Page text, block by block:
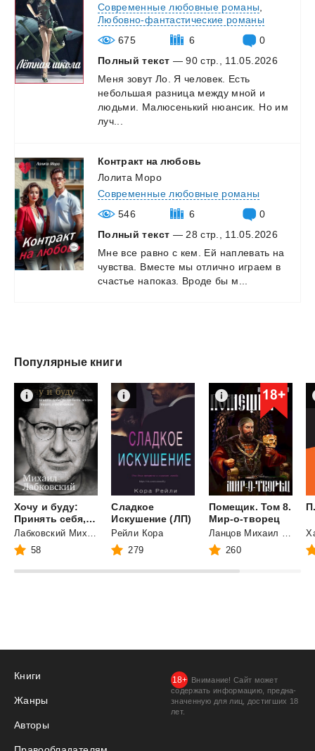
Современные любовные романы
Любовно-фантастические романы
675
6
0
Полный текст — 90 стр., 11.05.2026
Меня зовут Ло. Я человек. Есть
небольшая разница между мной и
людьми. Малюсенький нюансик. Но им
луч...
Контракт на любовь
Лолита Моро
Современные любовные романы
546
6
0
Полный текст — 28 стр., 11.05.2026
Мне все равно с кем. Ей наплевать на
чувства.
Вместе мы отлично играем в
счастье напоказ. Вроде бы м...
Популярные книги
Хочу и буду:
Принять себя, полюбить жизнь и стать счастливым
58
Сладкое
Искушение (ЛП)
Рейли Кора
279
Помещик. Том 8.
Мир-о-творец
260
Книги
Жанры
Авторы
Внимание! Сайт может
содержать информацию, предна­
значенную для лиц, дости­гших 18
лет.